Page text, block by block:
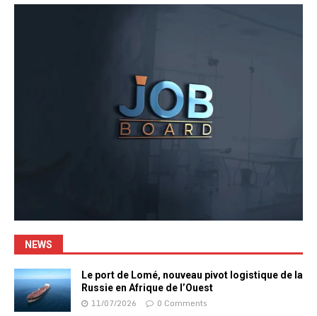
NEWS
Le port de Lomé, nouveau pivot logistique de la
Russie en Afrique de l’Ouest
11/07/2026 0 Comments